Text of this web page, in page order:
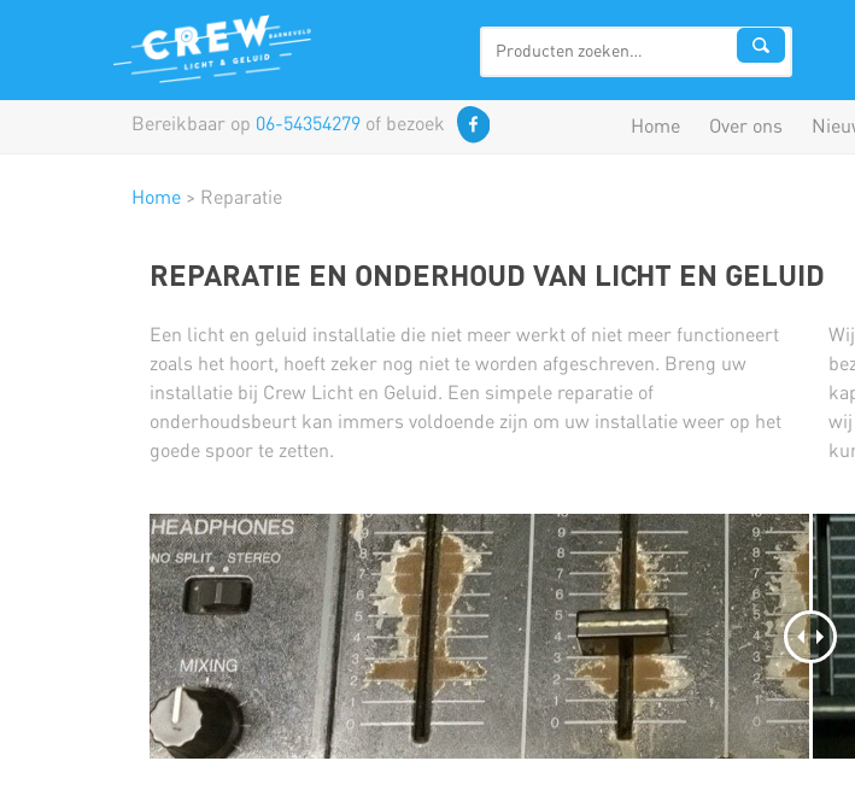
Bereikbaar op 06-54354279 of bezoek Home Over ons
Home > Reparatie
REPARATIE EN ONDERHOUD VAN LICHT EN GELUID
Een licht en geluid installatie die niet meer werkt of niet meer functioneert
zoals het hoort, hoeft zeker nog niet te worden afgeschreven. Breng uw
installatie bij Crew Licht en Geluid. Een simpele reparatie of
onderhoudsbeurt kan immers voldoende zijn om uw installatie weer op het
goede spoor te zetten.
wij